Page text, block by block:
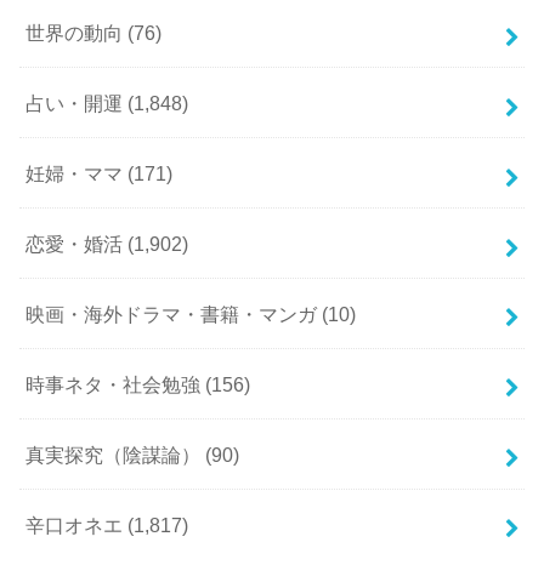
世界の動向 (76)
占い・開運 (1,848)
妊婦・ママ (171)
恋愛・婚活 (1,902)
映画・海外ドラマ・書籍・マンガ (10)
時事ネタ・社会勉強 (156)
真実探究（陰謀論） (90)
辛口オネエ (1,817)